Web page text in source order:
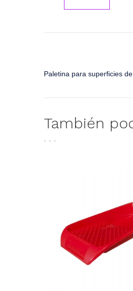
Paletina para superficies
También